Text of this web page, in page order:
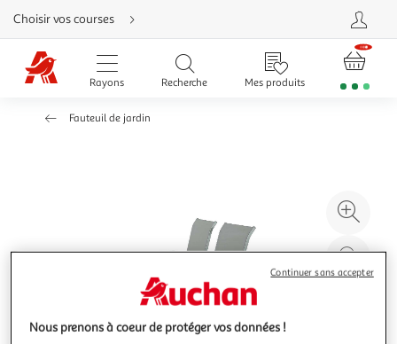
Aller
directement
au
contenu
Aller
directement
Aller
Choisir vos courses
Rayons Recherche Mes produits
Fauteuil de jardin
à
Nous prenons à coeur de protéger vos données !
Continuer sans accepter